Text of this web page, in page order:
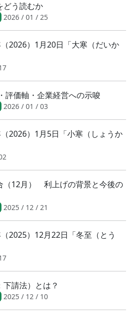
どう読むか
2026 / 01 / 25
2026）1月20日「大寒（だいか
価軸・企業経営への示唆
2026 / 01 / 03
2026）1月5日「小寒（しょうか
（12月） 利上げの背景と今後の
2025 / 12 / 21
2025）12月22日「冬至（とう
請法）とは？
2025 / 12 / 10